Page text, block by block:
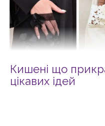
Кишені що
цікавих ідей